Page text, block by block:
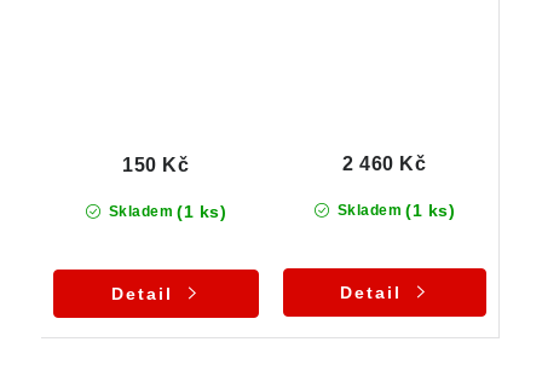
Skladem (1 ks)
150 Kč
Detail
Skladem (1 ks)
2 460 Kč
Detail